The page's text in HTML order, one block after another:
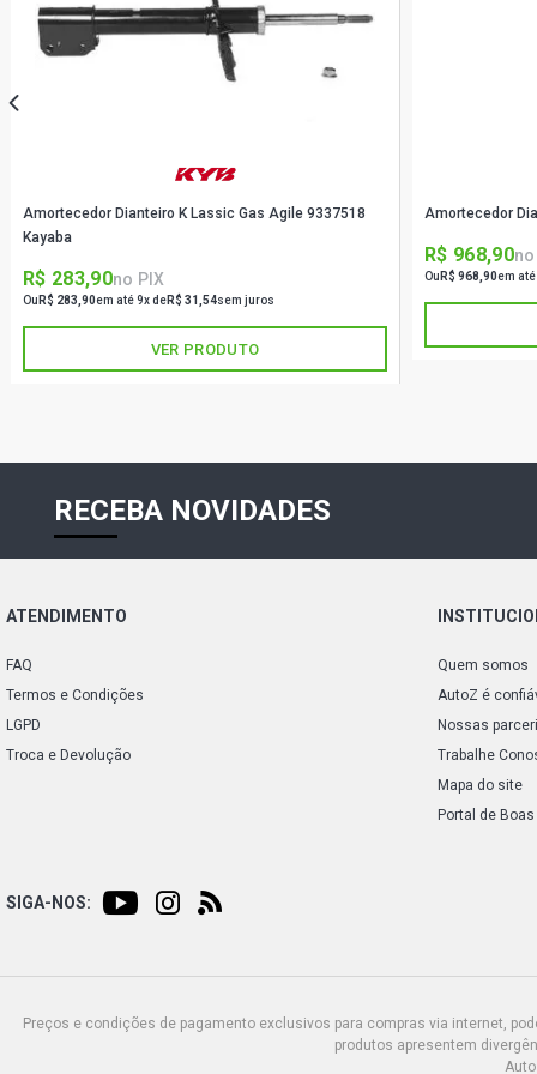
Amortecedor Dianteiro K Lassic Gas Agile 9337518
Kayaba
R$ 283,90no PIX
Ou R$ 283,90em até 9x deR$ 31,54sem juros
VER PRODUTO
Amortecedor
R$ 968,90no
Ou R$ 968,90em
RECEBA NOVIDADES
ATENDIMENTO
FAQ
Termos e Condições
LGPD
Troca e Devolução
Quem somos
AutoZ é
Nossas
Trabalhe
Mapa do site
Portal de
SIGA-NOS:
Preços e condições de pagamento exclusivos para compras via internet,
produtos apresentem